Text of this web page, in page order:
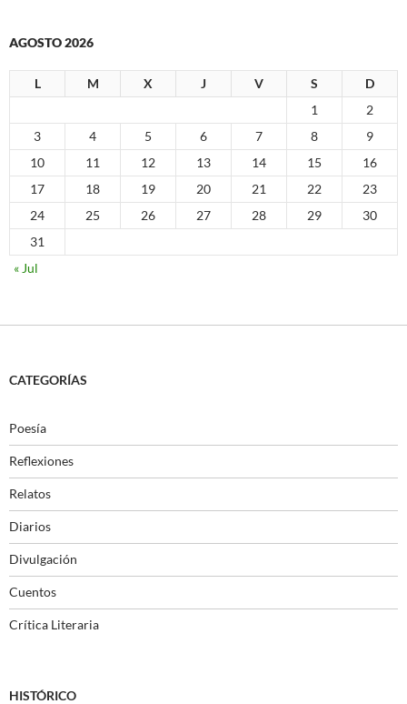
AGOSTO 2026
L M X J V S
D
1
2
3
4 5 6 7 8
9
10
11 12 13 14 15
16
17
18 19 20 21 22
23
24
25 26 27 28 29
30
31
« Jul
CATEGORÍAS
Poesía
Reflexiones
Relatos
Diarios
Divulgación
Cuentos
Crítica Literaria
HISTÓRICO